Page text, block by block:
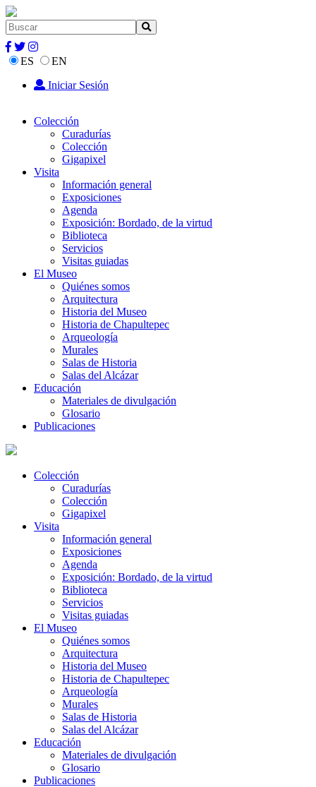
ES
EN
Iniciar Sesión
Colección
Curadurías
Colección
Gigapixel
Visita
Información general
Exposiciones
Agenda
Exposición: Bordado, de la virtud
Biblioteca
Servicios
Visitas guiadas
El Museo
Quiénes somos
Arquitectura
Historia del Museo
Historia de Chapultepec
Arqueología
Murales
Salas de Historia
Salas del Alcázar
Educación
Materiales de divulgación
Glosario
Publicaciones
Colección
Curadurías
Colección
Gigapixel
Visita
Información general
Exposiciones
Agenda
Exposición: Bordado, de la virtud
Biblioteca
Servicios
Visitas guiadas
El Museo
Quiénes somos
Arquitectura
Historia del Museo
Historia de Chapultepec
Arqueología
Murales
Salas de Historia
Salas del Alcázar
Educación
Materiales de divulgación
Glosario
Publicaciones